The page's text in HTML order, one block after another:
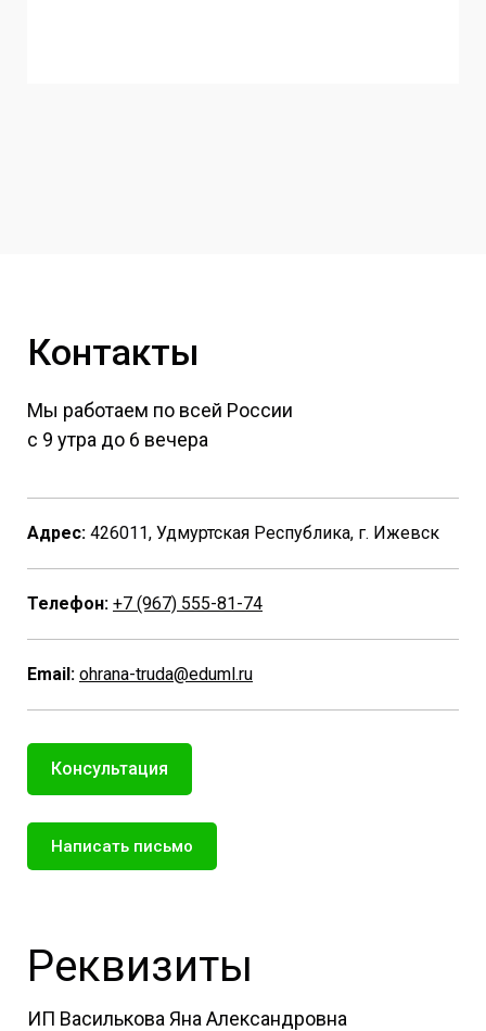
Контакты
Мы работаем по всей России
с 9 утра до 6 вечера
Адрес: 426011, Удмуртская Республика, г. Ижевск
Телефон: +7 (967) 555-81-74
Email: ohrana-truda@eduml.ru
Консультация
Написать письмо
Реквизиты
ИП Василькова Яна Александровна